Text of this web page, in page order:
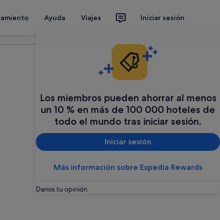
Ayuda Viajes Iniciar sesión
Los miembros pueden ahorrar al menos
un 10 % en más de 100 000 hoteles de
todo el mundo tras iniciar sesión.
Iniciar sesión
Más información sobre Expedia Rewards
Danos tu opinión